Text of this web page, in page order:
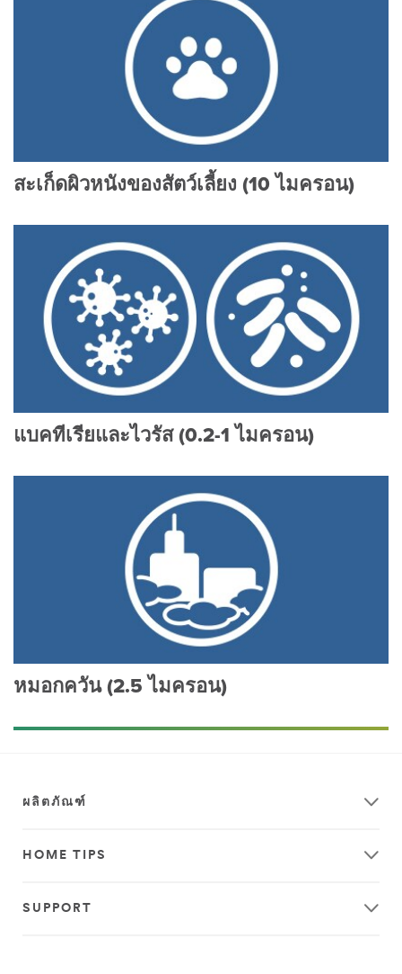
สะเก็ดผิวหนังของสัตว์เลี้ยง (10 ไมครอน)
แบคทีเรียและไวรัส (0.2-1 ไมครอน)
หมอกควัน (2.5 ไมครอน)
ผลิตภัณฑ์
HOME TIPS
SUPPORT